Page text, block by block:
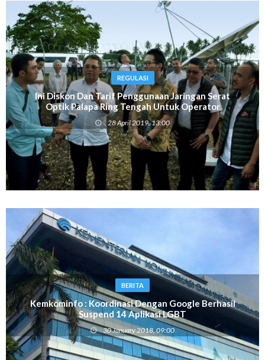
REGULASI
Ini Diskon Dan Tarif Penggunaan Jaringan Serat
Optik Palapa Ring Tengah Untuk Operator
28 April 2019, 13:00
BERITA
Kemkominfo : Koordinasi Dengan Google Berhasil
Suspend 14 Aplikasi LGBT
30 January 2018, 09:00